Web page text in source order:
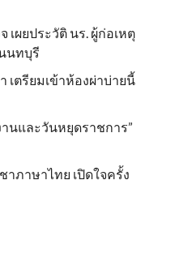
ผยประวัติ นร. ผู้ก่อเหตุ
นทบุรี
เตรียมเข้าห้องผ่าบ่ายนี้
นและวันหยุดราชการ”
าภาษาไทย เปิดใจครั้ง